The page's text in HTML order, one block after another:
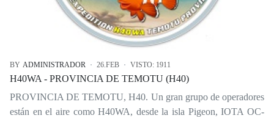
BY ADMINISTRADOR 26.FEB VISTO: 1911
H40WA - PROVINCIA DE TEMOTU (H40)
PROVINCIA DE TEMOTU, H40. Un gran grupo de operadores
están en el aire como H40WA, desde la isla Pigeon, IOTA OC-